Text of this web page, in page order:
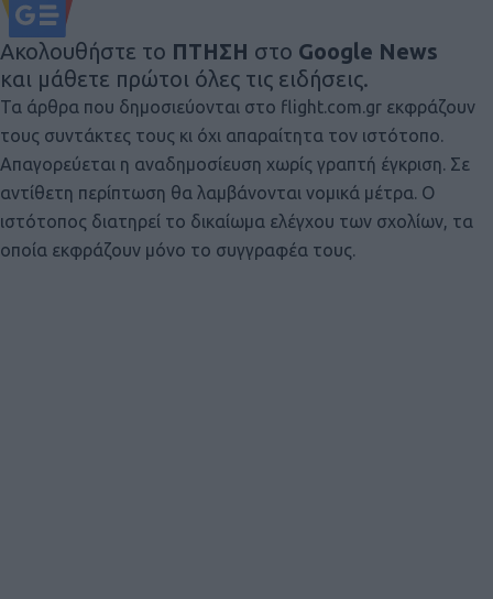
Ακολουθήστε το ΠΤΗΣΗ στο Google News
και μάθετε πρώτοι όλες τις ειδήσεις.
Τα άρθρα που δημοσιεύονται στο flight.com.gr εκφράζουν
τους συντάκτες τους κι όχι απαραίτητα τον ιστότοπο.
Απαγορεύεται η αναδημοσίευση χωρίς γραπτή έγκριση. Σε
αντίθετη περίπτωση θα λαμβάνονται νομικά μέτρα. Ο
ιστότοπος διατηρεί το δικαίωμα ελέγχου των σχολίων, τα
οποία εκφράζουν μόνο το συγγραφέα τους.